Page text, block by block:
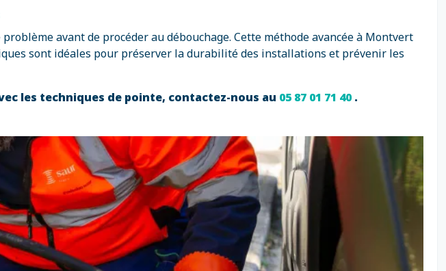
avant de procéder au débouchage. Cette méthode avancée à Montvert
sont idéales pour préserver la durabilité des installations et prévenir les
les techniques de pointe, contactez-nous au 05 87 01 71 40.